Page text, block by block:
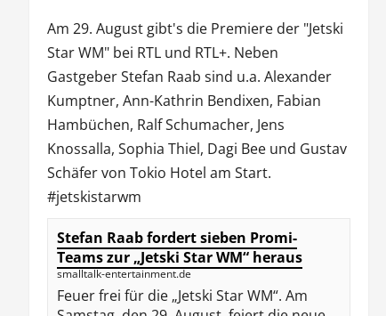
Am 29. August gibt's die Premiere der "Jetski
Star WM" bei RTLund RTL+. Neben
Gastgeber Stefan Raab sind u.a. Alexander
Kumptner, Ann-Kathrin Bendixen, Fabian
Hambüchen, Ralf Schumacher, Jens
Knossalla, Sophia Thiel, Dagi Beeund Gustav
Schäfer von Tokio Hotel am Start.
#jetskistarwm
Stefan Raab fordert sieben Promi-
Teams zur „Jetski Star WM“ heraus
smalltalk-entertainment.de
Feuer frei für die „Jetski Star WM“. Am